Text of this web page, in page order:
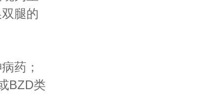
腿的
药；
BZD类